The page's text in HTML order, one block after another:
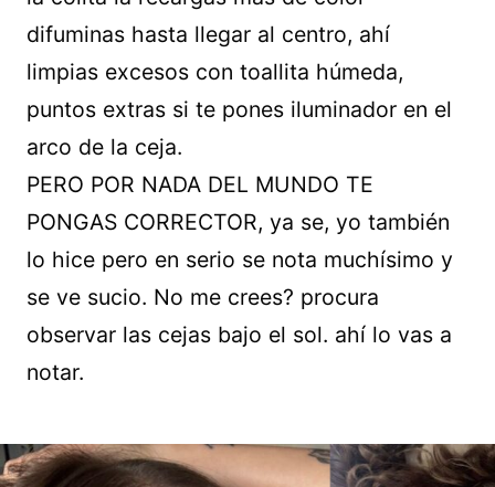
difuminas hasta llegar al centro, ahí
limpias excesos con toallita húmeda,
puntos extras si te pones iluminador en el
arco de la ceja.
PERO POR NADA DEL MUNDO TE
PONGAS CORRECTOR, ya se, yo también
lo hice pero en serio se nota muchísimo y
se ve sucio. No me crees? procura
observar las cejas bajo el sol. ahí lo vas a
notar.